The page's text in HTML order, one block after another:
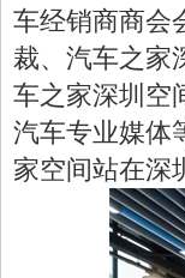
车经销商商会
裁、汽车之家
车之家深圳空
汽车专业媒体
家空间站在深